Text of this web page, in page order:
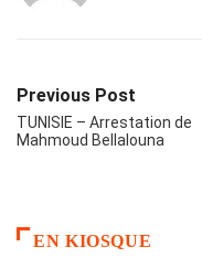
Previous Post
TUNISIE – Arrestation de
Mahmoud Bellalouna
EN KIOSQUE